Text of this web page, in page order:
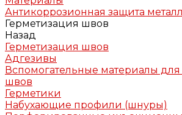
Антикоррозионная защита
Герметизация швов
Назад
Герметизация швов
Адгезивы
Вспомогательные материалы
швов
Герметики
Набухающие профили (шнуры)